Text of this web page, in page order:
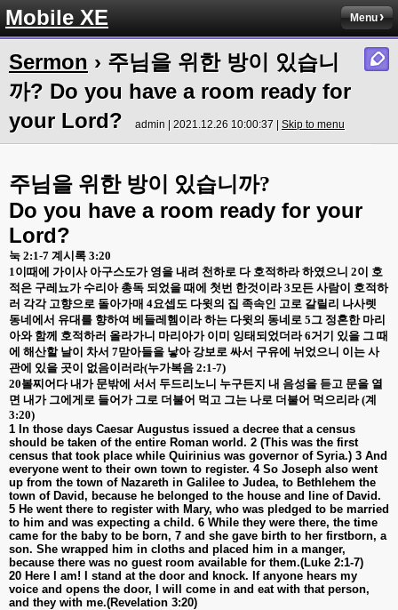
Mobile XE Menu
Sermon › 주님을 위한 방이 있습니
까? Do you have a room ready for
your Lord?
admin | 2021.12.26 10:00:37 | Skip to menu
주님을 위한 방이 있습니까?
Do you have a room ready for your
Lord?
눅 2:1-7 계시록 3:20
1이때에 가이사 아구스도가 영을 내려 천하로 다 호적하라 하였으니 2이 호
적은 구레뇨가 수리아 총독 되었을 때에 첫번 한것이라3모든 사람이 호적하
러 각각 고향으로 돌아가매 4요셉도 다윗의 집 족속인 고로 갈릴리 나사렛
동네에서 유대를 향하여 베들레헴이라 하는 다윗의 동네로 5그 정혼한 마리
아와 함께 호적하러 올라가니 마리아가 이미 잉태되었더라6거기 있을 그 때
에 해산할 날이 차서 7맏아들을 낳아 강보로 싸서 구유에 뉘었으니 이는 사
관에 있을 곳이 없음이러라(누가복음 2:1-7)
20볼찌어다 내가 문밖에 서서 두드리노니 누구든지 내 음성을 듣고 문을 열
면 내가 그에게로 들어가 그로 더불어 먹고 그는 나로 더불어 먹으리라(계
3:20)
1 In those days Caesar Augustus issued a decree that a census
should be taken of the entire Roman world. 2 (This was the first
census that took place while Quirinius was governor of Syria.) 3 And
everyone went to their own town to register. 4 So Joseph also went
up from the town of Nazareth in Galilee to Judea, to Bethlehem the
town of David, because he belonged to the house and line of David.
5 He went there to register with Mary, who was pledged to be married
to him and was expecting a child. 6 While they were there, the time
came for the baby to be born, 7 and she gave birth to her firstborn, a
son. She wrapped him in cloths and placed him in a manger,
because there was no guest room available for them.(Luke 2:1-7)
20 Here I am! I stand at the door and knock. If anyone hears my
voice and opens the door, I will come in and eat with that person,
and they with me.(Revelation 3:20)